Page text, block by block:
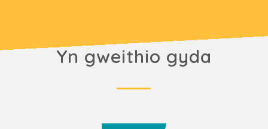
Yn gweithio gyda